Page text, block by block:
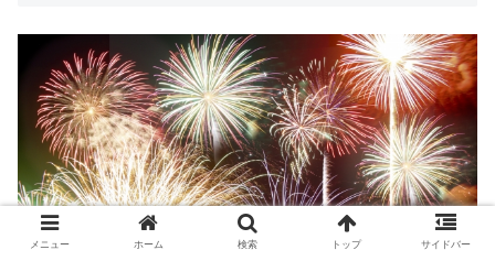
メニュー ホーム 検索 トップ サイドバー